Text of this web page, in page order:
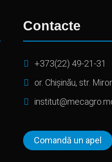
Contacte
+373(22) 49-21-31
or. Chișinău, str.
Comandă un apel